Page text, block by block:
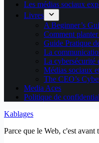
Les médias sociaux
Livres
A Beginner’s
Comment
Guide Pratique
La
La cybersécurité
Médias sociaux
The CEO’s
Media Aces
Politique de
Kablages
Parce que le Web, c'est avant